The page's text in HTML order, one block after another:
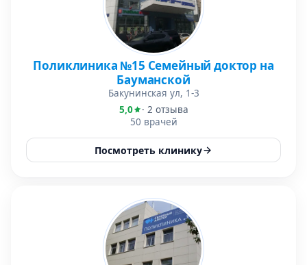
Поликлиника №15 Семейный доктор на
Бауманской
Бакунинская ул, 1-3
5,0
· 2 отзыва
50 врачей
Посмотреть клинику